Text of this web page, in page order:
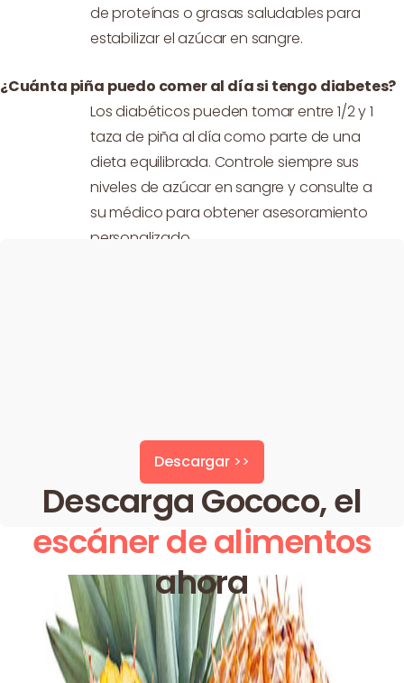
de proteínas o grasas saludables para
estabilizar el azúcar en sangre.
¿Cuánta piña puedo comer al día si tengo diabetes?
Los diabéticos pueden tomar entre 1/2 y 1
taza de piña al día como parte de una
dieta equilibrada. Controle siempre sus
niveles de azúcar en sangre y consulte a
su médico para obtener asesoramiento
personalizado.
Descarga Gococo, el
escáner de alimentos
ahora
Descargar >>